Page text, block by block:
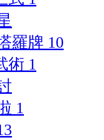
羅牌 10
術 1
1